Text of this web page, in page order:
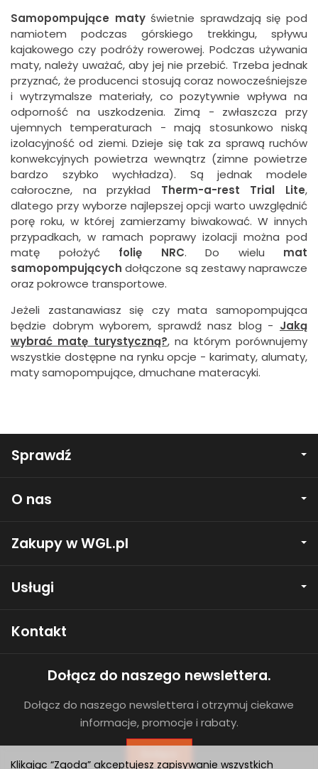
Samopompujące matyświetnie sprawdzają się pod
namiotem podczas górskiego trekkingu, spływu
kajakowego czy podróży rowerowej. Podczas używania
maty, należy uważać, aby jej nie przebić. Trzeba jednak
przyznać, że producenci stosują coraz nowocześniejsze
i wytrzymalsze materiały, co pozytywnie wpływa na
odporność na uszkodzenia. Zimą - zwłaszcza przy
ujemnych temperaturach - mają stosunkowo niską
izolacyjność od ziemi. Dzieje się tak za sprawą ruchów
konwekcyjnych powietrza wewnątrz (zimne powietrze
bardzo szybko wychładza). Są jednak modele
całoroczne, na przykład Therm-a-rest Trial Lite,
dlatego przy wyborze najlepszej opcji warto uwzględnić
porę roku, w której zamierzamy biwakować. W innych
przypadkach, w ramach poprawy izolacji można pod
matę położyć folię NRC. Do wielu mat
samopompujących dołączone są zestawy naprawcze
oraz pokrowce transportowe.
Jeżeli zastanawiasz się czy mata samopompująca
będzie dobrym wyborem, sprawdź nasz blog - Jaką
wybrać matę turystyczną?, na którym porównujemy
wszystkie dostępne na rynku opcje - karimaty, alumaty,
maty samopompujące, dmuchane materacyki.
Sprawdź
O nas
Zakupy w WGL.pl
Usługi
Kontakt
Dołącz do naszego newslettera.
Dołącz do naszego newslettera i otrzymuj ciekawe
informacje, promocje i rabaty.
Klikając “Zgoda” akceptujesz zapisywanie wszystkich